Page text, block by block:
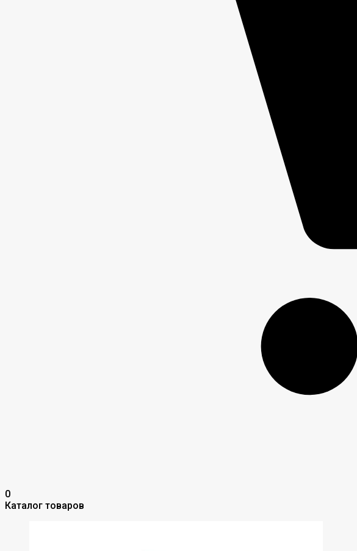
0
Каталог товаров